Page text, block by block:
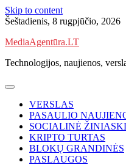
Skip to content
Šeštadienis, 8 rugpjūčio, 2026
MediaAgentūra.LT
Technologijos, naujienos,
VERSLAS
PASAULIO
SOCIALINĖ
KRIPTO TURTAS
BLOKŲ GRANDINĖS
PASLAUGOS